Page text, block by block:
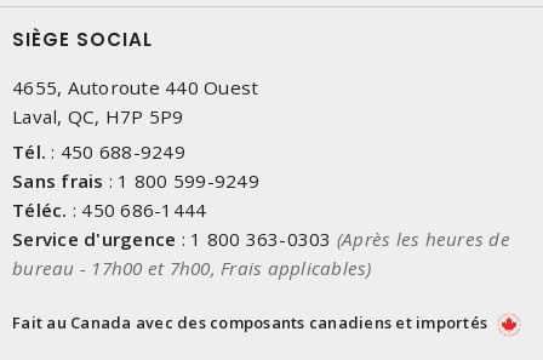
SIÈGE SOCIAL
4655, Autoroute 440 Ouest
Laval, QC, H7P 5P9
Tél. : 450 688-9249
Sans frais : 1 800 599-9249
Téléc. : 450 686-1444
Service d'urgence : 1 800 363-0303 (Après les heures de
bureau - 17h00 et 7h00, Frais applicables)
Fait au Canada avec des composants canadiens et importés